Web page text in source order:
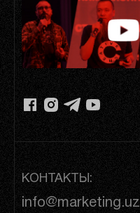
КОНТАКТЫ:
info@marketing.uz